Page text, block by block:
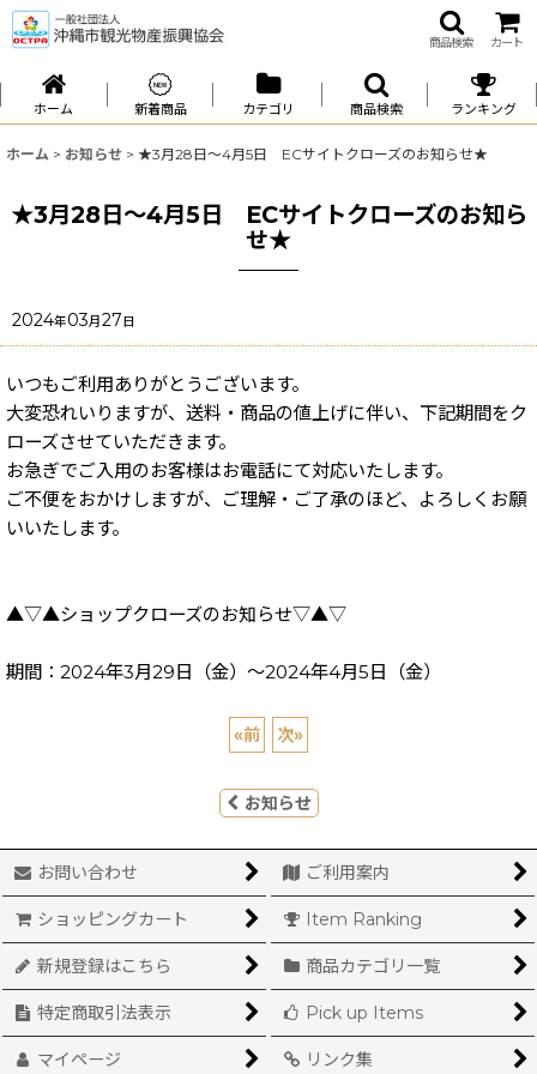
商品検索 カート
ホーム 新着商品 カテゴリ 商品検索 ランキング
ホーム > お知らせ > ★3月28日～4月5日 ECサイトクローズのお知らせ★
★3月28日～4月5日 ECサイトクローズのお知ら
せ★
2024年03月27日
いつもご利用ありがとうございます。
大変恐れいりますが、送料・商品の値上げに伴い、下記期間をク
ローズさせていただきます。
お急ぎでご入用のお客様はお電話にて対応いたします。
ご不便をおかけしますが、ご理解・ご了承のほど、よろしくお願
いいたします。
▲▽▲ショップクローズのお知らせ▽▲▽
期間：2024年3月29日（金）～2024年4月5日（金）
«前 次»
お知らせ
お問い合わせ ご利用案内
ショッピングカート Item Ranking
新規登録はこちら 商品カテゴリ一覧
特定商取引法表示 Pick up Items
マイページ リンク集